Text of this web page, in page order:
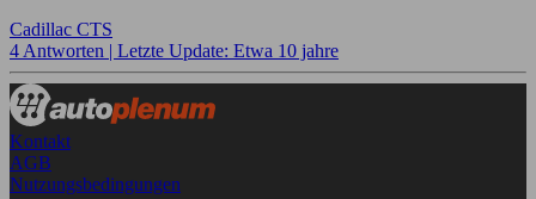
Cadillac CTS
4 Antworten | Letzte Update: Etwa 10 jahre
Kontakt
AGB
Nutzungsbedingungen